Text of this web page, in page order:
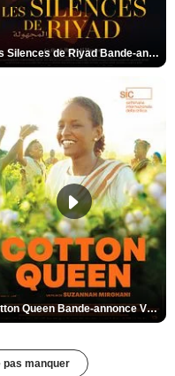
Les Silences de Riyad Bande-annonce VO STFR
Cotton Queen Bande-annonce VO STFR
pas manquer